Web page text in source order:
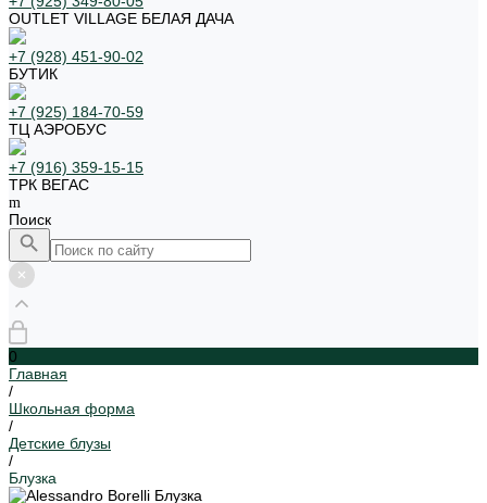
OUTLET VILLAGE БЕЛАЯ ДАЧА
+7 (928) 451-90-02
БУТИК
+7 (925) 184-70-59
ТЦ АЭРОБУС
+7 (916) 359-15-15
ТРК ВЕГАС
Поиск
0
Главная
/
Школьная форма
/
Детские блузы
/
Блузка